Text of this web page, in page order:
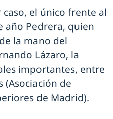
el único frente al
año Pedrera, quien
la mano del
Lázaro, la
importantes, entre
(Asociación de
de Madrid).